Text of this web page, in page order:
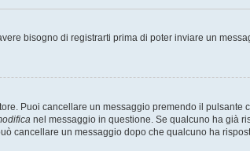
bisogno di registrarti prima di poter inviare un
Puoi cancellare un messaggio premendo il
nel messaggio in questione. Se qualcuno ha già
cancellare un messaggio dopo che qualcuno ha